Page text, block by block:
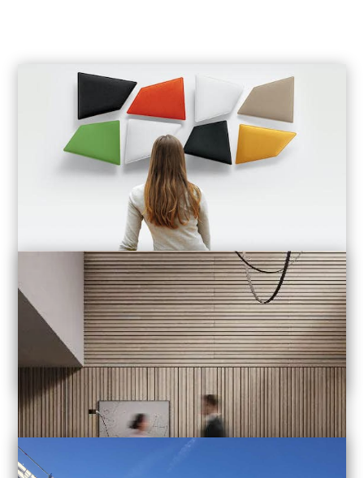
Panneau Acoustique
Vous travaillez dans un environnement bruyant qui perturbe
votre concentration et diminue votre productivité?
Le bruit excessif peut entraîner du stress, une fatigue auditive et
Nos panneaux acoustiques réduisent considérablement les
nuisances sonores. Ils sont faciles à installer et apporteront une
nouvelle sérénité dans votre lieu de travail.
Voir le catalogue ->
Vidéo de Présentation
->
Ces lattes acoustiques en bois sont des panneaux décoratifs et
fonctionnels conçus pour améliorer le confort sonore des
espaces en réduisant la réverbération et les échos sur murs ou
plafonds intérieurs.
Leur design linéaire et modulable s’adapte aussi bien à une pose
horizontale que verticale tout en apportant une finition
esthétique personnalisable selon vos besoins.